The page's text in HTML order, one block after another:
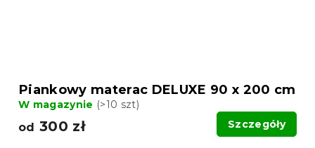
Piankowy materac DELUXE 90 x 200 cm
W magazynie (>10 szt)
od 300 zł Szczegóły